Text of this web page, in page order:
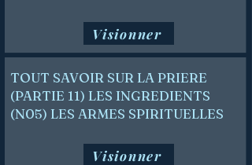
Visionner
TOUT SAVOIR SUR LA PRIERE
(PARTIE 11) LES INGREDIENTS
(N05) LES ARMES SPIRITUELLES
Visionner